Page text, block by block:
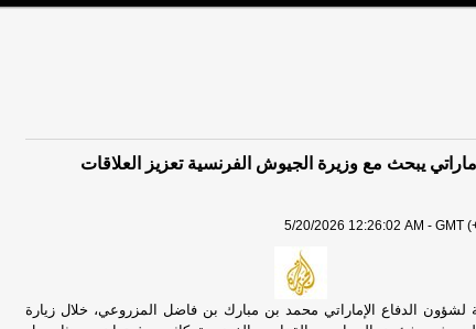
يبحث مع وزيرة الجيوش الفرنسية تعزيز العلاقات
5/20/2026 12:26:02 AM - GMT
لشؤون الدفاع الإماراتي محمد بن مبارك بن فاضل المزروعي، خلال زيارة